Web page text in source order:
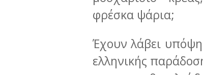
φρέσκα ψάρια;
Έχουν λάβει
ελληνικής